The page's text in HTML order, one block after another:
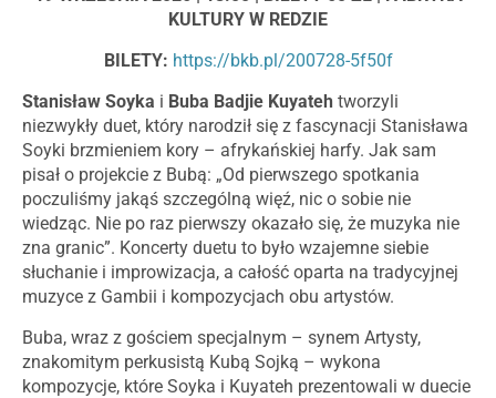
KULTURY W REDZIE
BILETY: https://bkb.pl/200728-5f50f
Stanisław Soyka i Buba Badjie Kuyateh tworzyli
niezwykły duet, który narodził się z fascynacji Stanisława
Soyki brzmieniem kory – afrykańskiej harfy. Jak sam
pisał o projekcie z Bubą: „Od pierwszego spotkania
poczuliśmy jakąś szczególną więź, nic o sobie nie
wiedząc. Nie po raz pierwszy okazało się, że muzyka nie
zna granic”. Koncerty duetu to było wzajemne siebie
słuchanie i improwizacja, a całość oparta na tradycyjnej
muzyce z Gambii i kompozycjach obu artystów.
Buba, wraz z gościem specjalnym – synem Artysty,
znakomitym perkusistą Kubą Sojką – wykona
kompozycje, które Soyka i Kuyateh prezentowali w duecie